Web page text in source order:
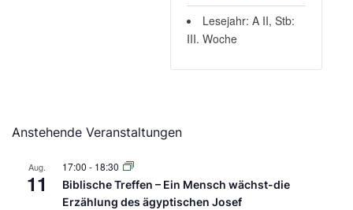
Lesejahr: A II, Stb:
III. Woche
Anstehende Veranstaltungen
Aug.
11
17:00 - 18:30
Biblische Treffen – Ein Mensch wächst-die
Erzählung des ägyptischen Josef